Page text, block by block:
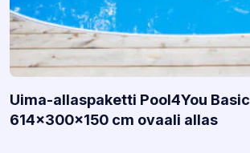
Uima-allaspaketti Pool4You Basic
614x300x150 cm ovaali allas